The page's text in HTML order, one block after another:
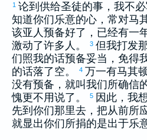
1 论到供给圣徒的事，我不
知道你们乐意的心，常对马
该亚 人预备好了，已经有一
激动了许多人。
3 但我打发
们照我的话预备妥当，免得
的话落了空。
4 万一有马其
没有预备，就叫我们所确信
愧更不用说了。
5 因此，我
先到你们那里去，把从前所
就显出你们所捐的是出于乐